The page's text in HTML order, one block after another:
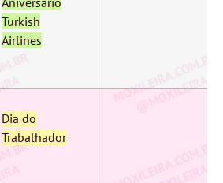
Turkish
Airlines
Dia do
Trabalhador